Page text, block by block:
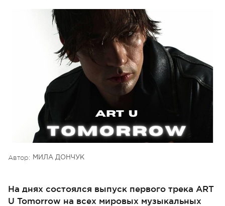
Автор: МИЛА ДОНЧУК
На днях состоялся выпуск первого трека ART
U Tomorrow на всех мировых музыкальных